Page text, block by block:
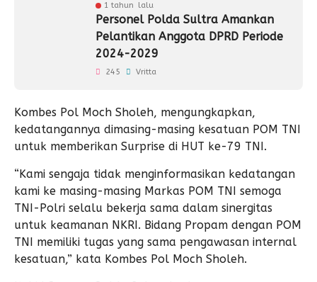
1 tahun lalu
Personel Polda Sultra Amankan
Pelantikan Anggota DPRD Periode
2024-2029
245 Vritta
Kombes Pol Moch Sholeh, mengungkapkan,
kedatangannya dimasing-masing kesatuan POM TNI
untuk memberikan Surprise di HUT ke-79 TNI.
“Kami sengaja tidak menginformasikan kedatangan
kami ke masing-masing Markas POM TNI semoga
TNI-Polri selalu bekerja sama dalam sinergitas
untuk keamanan NKRI. Bidang Propam dengan POM
TNI memiliki tugas yang sama pengawasan internal
kesatuan,” kata Kombes Pol Moch Sholeh.